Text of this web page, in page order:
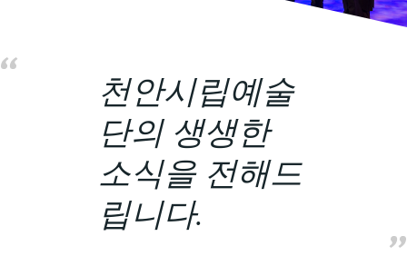
천안시립예술
단의 생생한
소식을 전해드
립니다.